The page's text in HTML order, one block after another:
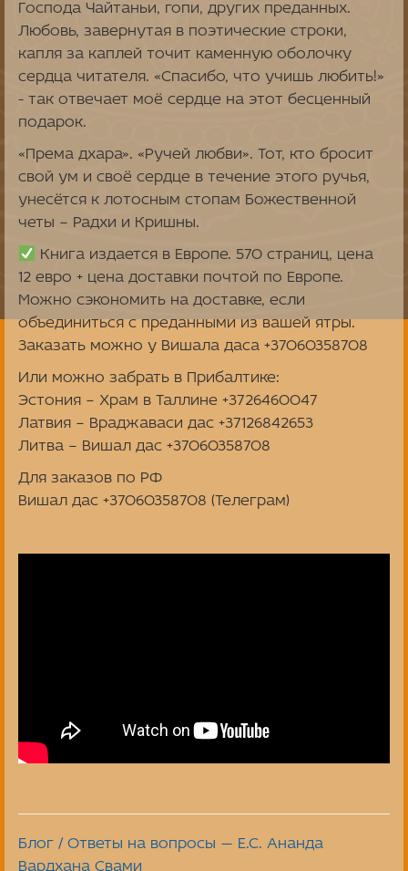
Господа Чайтаньи, гопи, других преданных.
Любовь, завернутая в поэтические строки,
капля за каплей точит каменную оболочку
сердца читателя. «Спасибо, что учишь любить!»
- так отвечает моё сердце на этот бесценный
подарок.
«Према дхара». «Ручей любви». Тот, кто бросит
свой ум и своё сердце в течение этого ручья,
унесётся к лотосным стопам Божественной
четы – Радхи и Кришны.
Книга издается в Европе. 570 страниц, цена
12 евро + цена доставки почтой по Европе.
Можно сэкономить на доставке, если
объединиться с преданными из вашей ятры.
Заказать можно у Вишала даса +37060358708
Или можно забрать в Прибалтике:
Эстония – Храм в Таллине +3726460047
Латвия – Враджаваси дас +37126842653
Литва – Вишал дас +37060358708
Для заказов по РФ
Вишал дас +37060358708 (Телеграм)
Блог / Ответы на вопросы — Е.С. Ананда
Вардхана Свами